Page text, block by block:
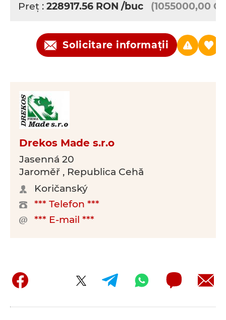
Preţ : 228917.56 RON /buc (1055000,00
Solicitare informații
Drekos Made s.r.o
Jasenná 20
Jaroměř , Republica Cehă
Koričanský
*** Telefon ***
*** E-mail ***